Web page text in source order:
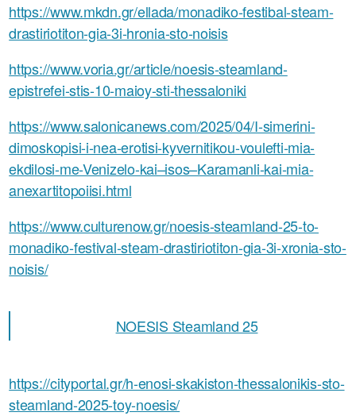
https://www.mkdn.gr/ellada/monadiko-festibal-steam-
drastiriotiton-gia-3i-hronia-sto-noisis
https://www.voria.gr/article/noesis-steamland-
epistrefei-stis-10-maioy-sti-thessaloniki
https://www.salonicanews.com/2025/04/I-simerini-
dimoskopisi-i-nea-erotisi-kyvernitikou-voulefti-mia-
ekdilosi-me-Venizelo-kai–isos–Karamanli-kai-mia-
anexartitopoiisi.html
https://www.culturenow.gr/noesis-steamland-25-to-
monadiko-festival-steam-drastiriotiton-gia-3i-xronia-sto-
noisis/
NOESIS Steamland 25
https://cityportal.gr/h-enosi-skakiston-thessalonikis-sto-
steamland-2025-toy-noesis/